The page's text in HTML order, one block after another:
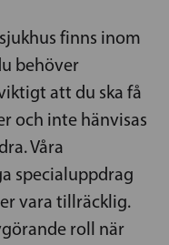
finns inom
behöver
att du ska få
och inte hänvisas
Våra
specialuppdrag
vara tillräcklig.
roll när